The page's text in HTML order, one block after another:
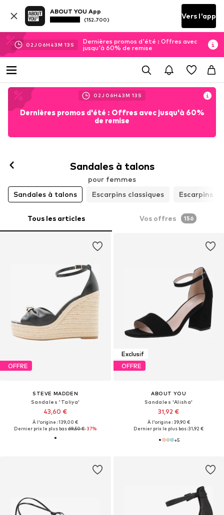
ABOUT YOU App
(152.700) Vers l'app
02J 06H 43M 11 S
Dernières promos d'été : Offres avec
jusqu'à 60% de remise
02J 06H 43M 11 S
Dernières promos d'été : Offres avec jusqu'à 60%
de remise
Sandales à talons
pour femmes
Sandales à talons
Escarpins classiques Escarpins à
Tous les articles Vos offres 156
OFFRE
STEVE MADDEN
Sandales 'Taliya'
43,60 €
À l'origine : 139,00 €
Dernier prix le plus bas :69,50 €-37%
Exclusif
OFFRE
ABOUT YOU
Sandales 'Alisha'
31,92 €
À l'origine : 39,90 €
Dernier prix le plus bas :31,92 €
+5